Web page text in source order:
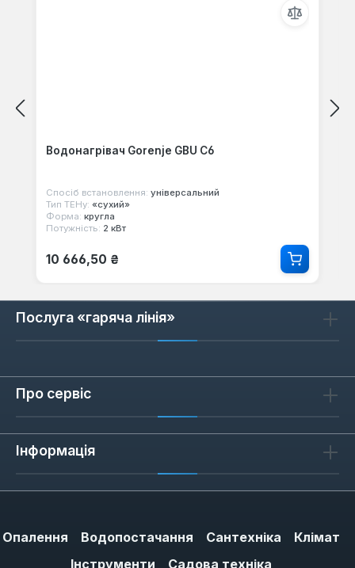
Водонагрівач Gorenje GBU C6
Спосіб встановлення: універсальний
Тип ТЕНу: «сухий»
Форма: кругла
Потужність: 2 кВт
Звичайна ціна:
10 666,50 ₴
Послуга «гаряча лінія»
Про сервіс
Інформація
Опалення Водопостачання Сантехніка
Клімат
Інструменти
Садова техніка